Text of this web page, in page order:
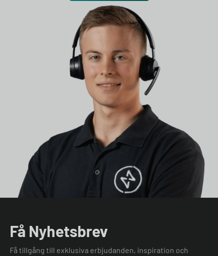
Få Nyhetsbrev
Få tillgång till exklusiva erbjudanden, inspiration och